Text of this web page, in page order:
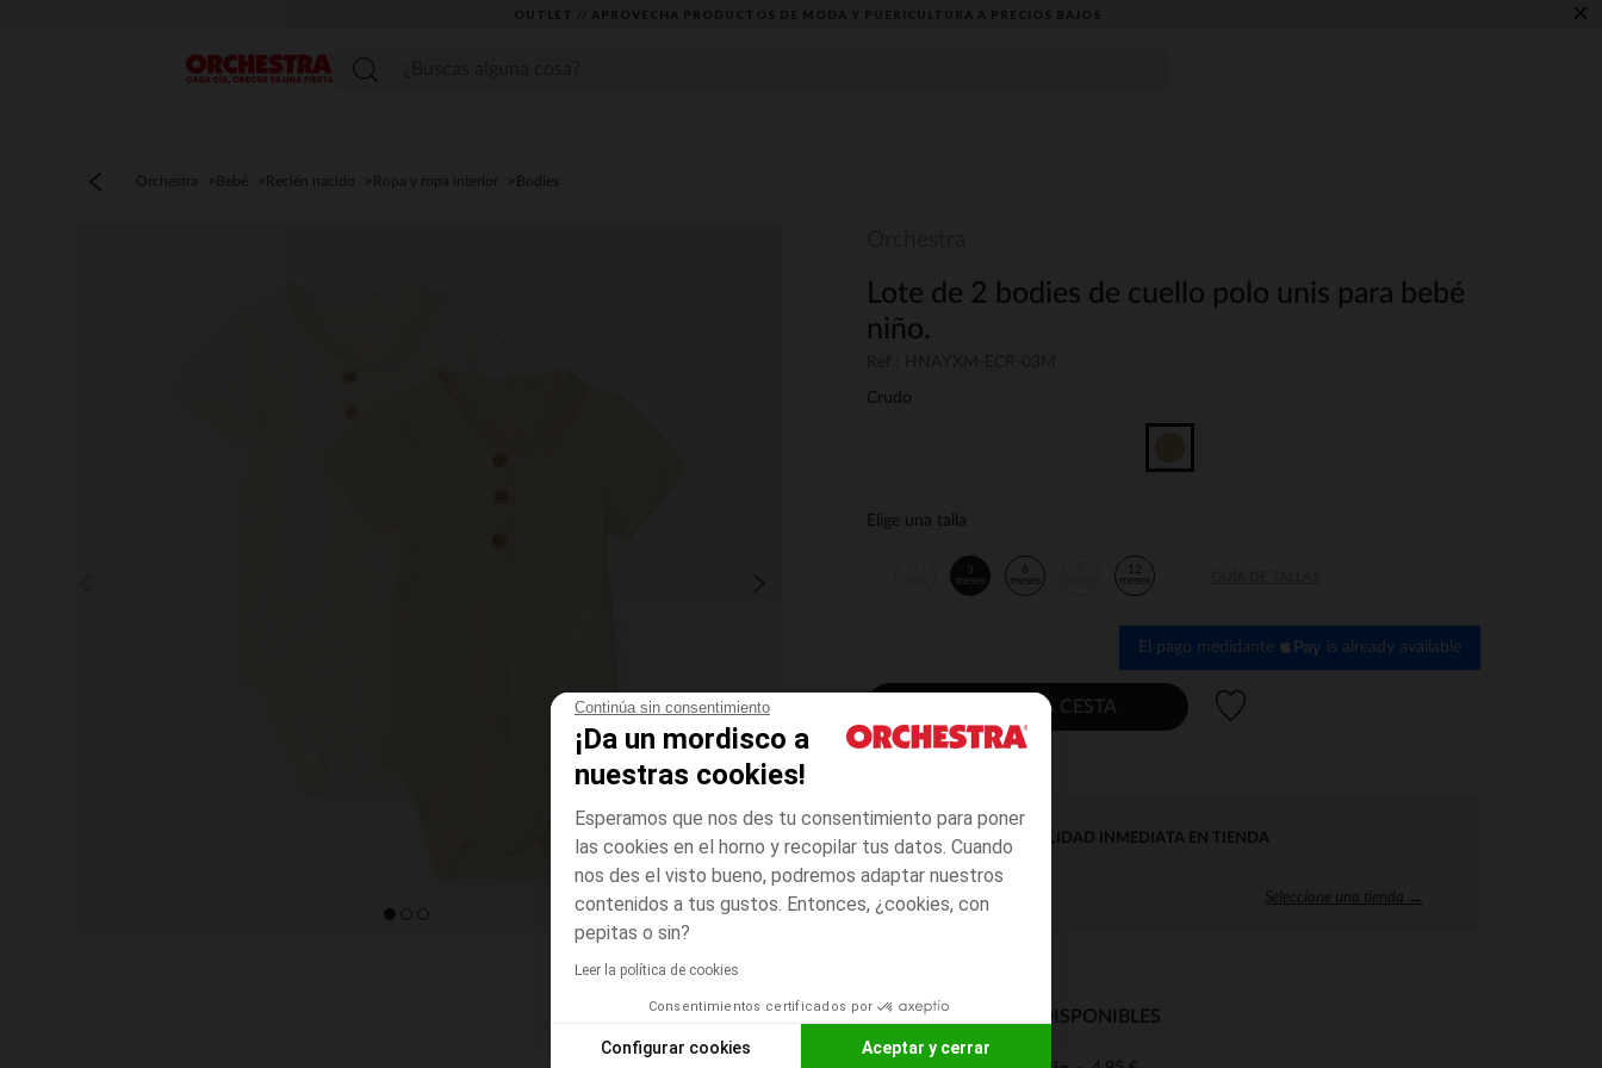
Continúa sin consentimiento
¡Da un mordisco a
nuestras cookies!
Esperamos que nos des tu consentimiento para poner
las cookies en el horno y recopilar tus datos. Cuando
nos des el visto bueno, podremos adaptar nuestros
contenidos a tus gustos. Entonces, ¿cookies, con
pepitas o sin?
Leer la política de cookies
Consentimientos certificados por
Configurar cookies Aceptar y cerrar
OUTLET // APROVECHA PRODUCTOS DE MODA Y PUERICULTURA A PRECIOS BAJOS ×
Menú
Orchestra Bebé Recién nacido Ropa y ropa interior Bodies
Lote de 2 bodies de cuello polo unis para bebé
niño.
Crudo
Elige una talla
3
meses
6
meses
12
meses
El pago medidante is already available
AÑADIR A LA CESTA
DISPONIBILIDAD INMEDIATA EN TIENDA
Seleccione una tienda →
MODOS DE ENVÍO DISPONIBLES